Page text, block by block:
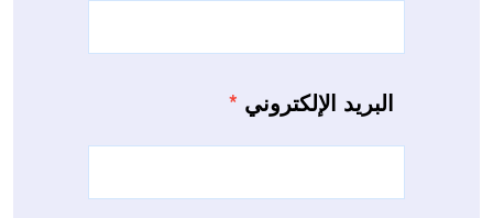
البريد الإلكتروني *